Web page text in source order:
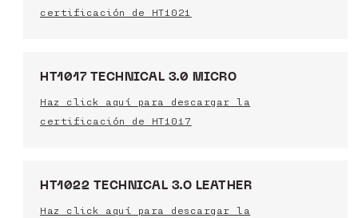
certificación de HT1021
HT1017 TECHNICAL 3.0 MICRO
Haz click aquí para descargar la
certificación de HT1017
HT1022 TECHNICAL 3.O LEATHER
Haz click aquí para descargar la